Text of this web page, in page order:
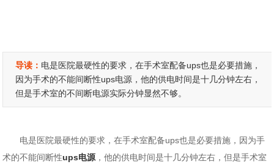
导读： 电是医院最硬性的要求，在手术室配备ups也是必要措施，
因为手术的不能间断性ups电源，他的供电时间是十几分钟左右，
但是手术室的不间断电源实际分钟显然不够。
电是医院最硬性的要求，在手术室配备ups也是必要措施，因为手
术的不能间断性ups电源，他的供电时间是十几分钟左右，但是手术室